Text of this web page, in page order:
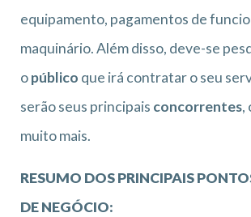
equipamento, pagamentos de
maquinário. Além disso, deve-se
opúblico que irá contratar o seu
serão seus principais concorrentes,
muito mais.
RESUMO DOS PRINCIPAIS
DE NEGÓCIO: